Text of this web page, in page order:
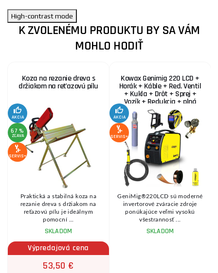
High-contrast mode
K ZVOLENÉMU PRODUKTU BY SA VÁM
MOHLO HODIŤ
Koza na rezanie dreva s
držiakom na reťazovú pílu
AKCIA
67 %
ZĽAVA
SERVIS+
Praktická a stabilná koza na
rezanie dreva s držiakom na
reťazovú pílu je ideálnym
pomocní ...
SKLADOM
Výpredajová cena
53,50 €
Kowax Genimig 220 LCD +
Horák + Káble + Red. Ventil
+ Kukla + Drôt + Sprej +
Vozík + Redukcia + plná
Fľaša Co2
AKCIA
SERVIS+
GeniMig®220LCD sú moderné
invertorové zváracie zdroje
ponúkajúce veľmi vysokú
všestrannosť ...
SKLADOM